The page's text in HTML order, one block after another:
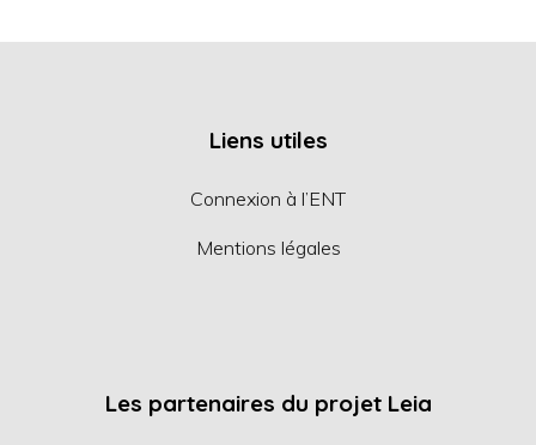
Liens utiles
Connexion à l’ENT
Mentions légales
Les partenaires du projet Leia